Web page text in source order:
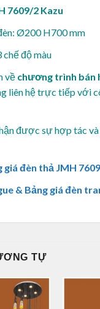
7609/2 Kazu
Ø200 H700 mm
chế độ màu
về chương trình bán
liên hệ trực tiếp với
được sự hợp tác
giá đèn thả JMH
& Bảng giá đèn
TỰ